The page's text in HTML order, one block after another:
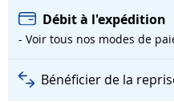
Débit à l'expédition
- Voir tous nos modes de
Bénéficier de la